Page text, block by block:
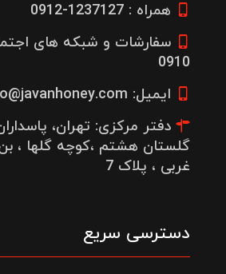
همراه : 1237127-0912
0910
ایمیل: info@javanhoney.com
دفتر مرکزی: تهران،
گلستان هشتم ،کوچه گلها ،
غربی ، پلاک 7
دسترسی سریع